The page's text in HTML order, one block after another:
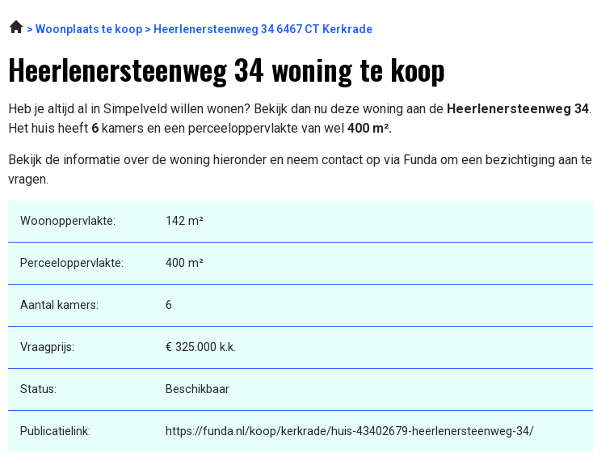
Woonplaats te koop Heerlenersteenweg 34 6467 CT Kerkrade
Heerlenersteenweg 34 woning te koop
Heb je altijd al in Simpelveld willen wonen? Bekijk dan nu deze woning aan de Heerlenersteenweg 34.
Het huis heeft 6 kamers en een perceeloppervlakte van wel 400 m².
Bekijk de informatie over de woning hieronder en neem contact op via Funda om een bezichtiging aan te
vragen.
Woonoppervlakte: 142 m²
Perceeloppervlakte: 400 m²
Aantal kamers: 6
Vraagprijs: € 325.000 k.k.
Status: Beschikbaar
Publicatielink: https://funda.nl/koop/kerkrade/huis-43402679-heerlenersteenweg-34/